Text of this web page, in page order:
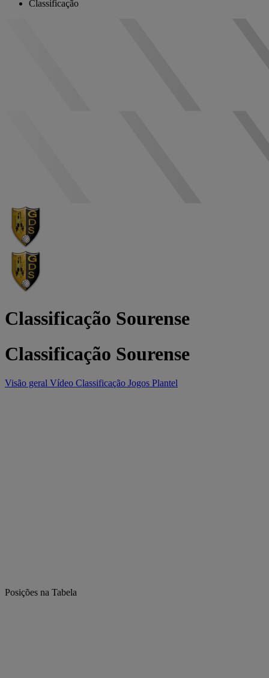
Classificação
Classificação Sourense
Classificação Sourense
Visão geral Vídeo Classificação Jogos Plantel
Posições na Tabela